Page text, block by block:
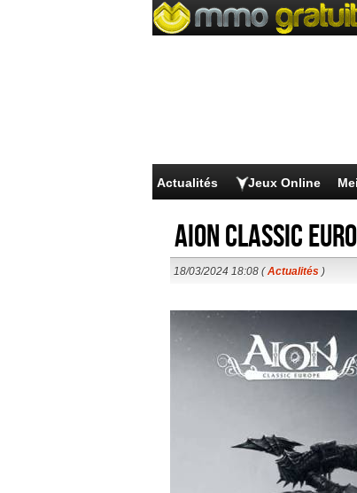
Actualités Jeux Online
AION Classic
18/03/2024 18:08 (Actualités )